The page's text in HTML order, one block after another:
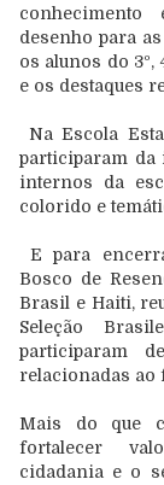
desenho para
os alunos do 3º,
e os destaques
Na Escola
participaram da
internos da
colorido e
E para
Bosco de
Brasil e Haiti,
Seleção
participaram
relacionadas ao
Mais do que
fortalecer
cidadania e o